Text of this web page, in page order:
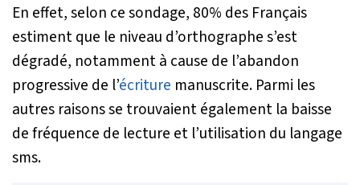
En effet, selon ce sondage, 80% des Français
estiment que le niveau d’orthographe s’est
dégradé, notamment à cause de l’abandon
progressive de l’écriture manuscrite. Parmi les
autres raisons se trouvaient également la baisse
de fréquence de lecture et l’utilisation du langage
sms.